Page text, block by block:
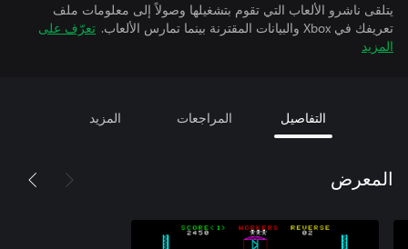
يتلقى ناشرو الألعاب التي تقوم بتشغيلها وصولاً إلى معلومات ملف
تعريفك في Xbox والبيانات المقترنة بينما تمارس الألعاب.
تعرّف على
المزيد
التفاصيل المراجعات المزيد
المعرض